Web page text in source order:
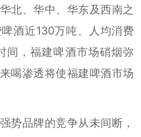
北、华中、华东及西南之
酒近130万吨、人均消费
间，福建啤酒市场硝烟弥
喝渗透将使福建啤酒市场
势品牌的竞争从未间断，